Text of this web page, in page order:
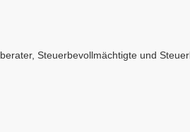
Steuerbevollmächtigte und